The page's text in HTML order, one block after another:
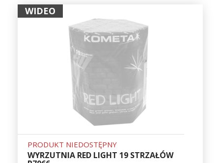
WIDEO
PRODUKT NIEDOSTĘPNY
WYRZUTNIA RED LIGHT 19 STRZAŁÓW